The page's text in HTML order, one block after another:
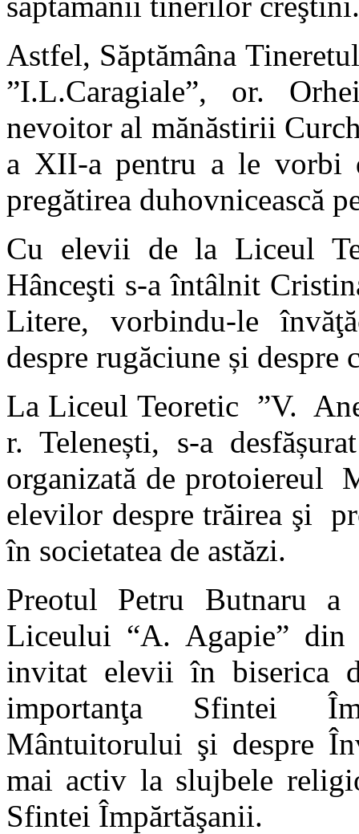
Astfel, Săptămâna
”I.L.Caragiale”, or.
nevoitor al mănăstirii
a XII-a pentru a le vorbi
pregătirea duhovnicească
Cu elevii de la Liceul
Hânceşti s-a întâlnit
Litere, vorbindu-le
despre rugăciune și
La Liceul Teoretic ”V.
r. Telenești, s-a
organizată de protoiereul
elevilor despre trăirea şi
în societatea de astăzi.
Preotul Petru Butnaru
Liceului “A. Agapie” din
invitat elevii în biserica
importanţa Sfintei
Mântuitorului şi despre
mai activ la slujbele
Sfintei Împărtăşanii.